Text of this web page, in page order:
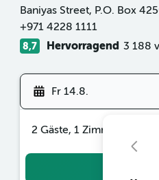
Baniyas Street, P.O. Box
+971 4228 1111
8,7 Hervorragend 3 188
Fr 14.8.
2 Gäste, 1 Zimmer